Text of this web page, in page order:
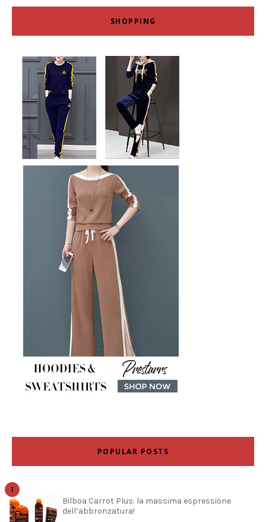
SHOPPING
POPULAR POSTS
Bilboa Carrot Plus: la massima espressione
dell’abbronzatura!